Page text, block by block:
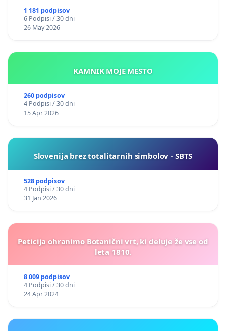
1 181 podpisov
6 Podpisi / 30 dni
26 May 2026
KAMNIK MOJE MESTO
260 podpisov
4 Podpisi / 30 dni
15 Apr 2026
Slovenija brez totalitarnih simbolov - SBTS
528 podpisov
4 Podpisi / 30 dni
31 Jan 2026
Peticija ohranimo Botanični vrt, ki deluje že vse od
leta 1810.
8 009 podpisov
4 Podpisi / 30 dni
24 Apr 2024